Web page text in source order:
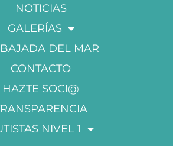
NOTICIAS
GALERÍAS
DEL MAR
CONTACTO
HAZTE SOCI@
NIVEL 1